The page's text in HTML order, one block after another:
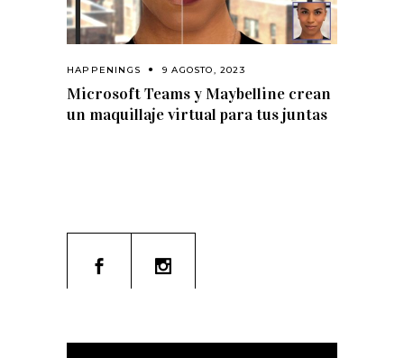
HAPPENINGS 9 AGOSTO, 2023
Microsoft Teams y Maybelline crean
un maquillaje virtual para tus juntas